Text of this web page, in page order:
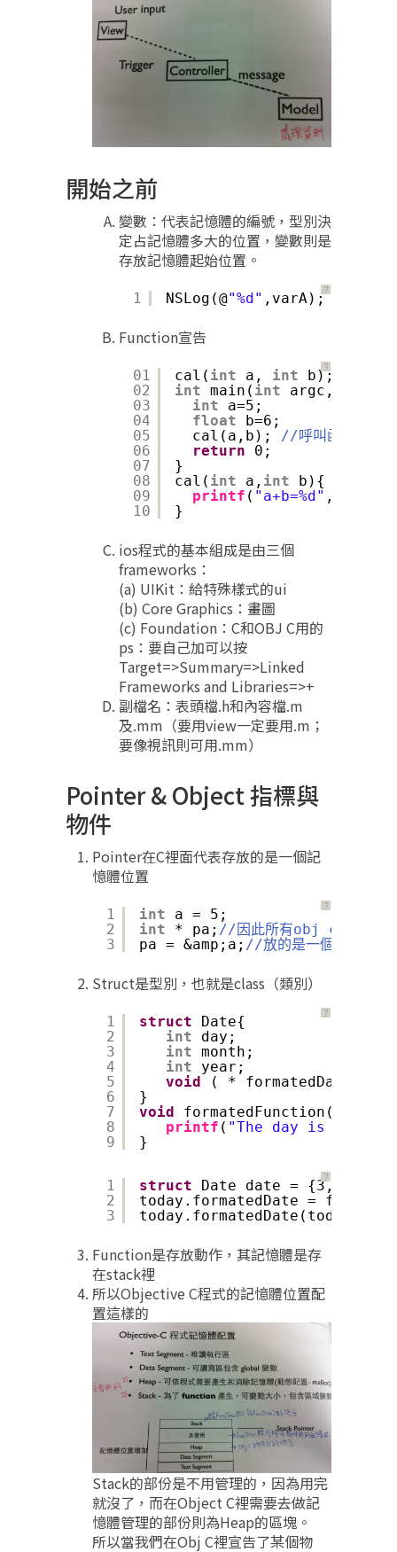
開始之前
變數：代表記憶體的編號，型別決
定占記憶體多大的位置，變數則是
存放記憶體起始位置。
？
1 NSLog(@"%d" ,varA);
Function宣告
？
01
02
03
04
05
06
07
08
09
10
cal( int a, int
b);
int main( int argc,
int
a=5;
float
b=6;
cal(a,b); //呼叫函數
return
0;
}
cal( int a, int
b){
printf ( "a+b=%d" ,(a+b));
}
ios程式的基本組成是由三個
frameworks：
(a) UIKit：給特殊樣式的ui
(b) Core Graphics：畫圖
(c) Foundation：C和OBJ C用的
ps：要自己加可以按
Target=>Summary=>Linked
Frameworks and Libraries=>+
副檔名：表頭檔.h和內容檔.m
及.mm（要用view一定要用.m；
要像視訊則可用.mm）
Pointer & Object 指標與
物件
Pointer在C裡面代表存放的是一個記
憶體位置
？
1
2
3
int
a = 5;
int
* pa; //因此所有obj c裡面所有
pa = &amp;a; //放的是一個記憶體位
Struct是型別，也就是class（類別）
？
1
2
3
4
5
6
7
8
9
struct
Date{
int
day;
int month;
int
year;
void
( * formatedDate ) (
}
void
formatedFunction(
printf ( "The day is %d, %d/
}
？
1
2
3
struct
Date date =
today.formatedDate =
today.formatedDate(today);
Function是存放動作，其記憶體是存
在stack裡
所以Objective C程式的記憶體位置配
置這樣的
Stack的部份是不用管理的，因為用完
就沒了，而在Object C裡需要去做記
憶體管理的部份則為Heap的區塊。
所以當我們在Obj C裡宣告了某個物